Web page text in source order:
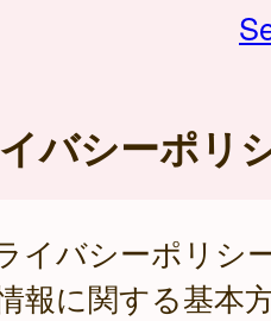
バシーポリ
イバシーポリシ
報に関する基本